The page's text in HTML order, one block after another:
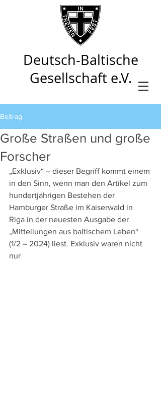
Deutsch-Baltische
Gesellschaft e.V.
Beitrag
Große Straßen und große
Forscher
„Exklusiv“ – dieser Begriff kommt einem
in den Sinn, wenn man den Artikel zum
hundertjährigen Bestehen der
Hamburger Straße im Kaiserwald in
Riga in der neuesten Ausgabe der
„Mitteilungen aus baltischem Leben“
(1/2 – 2024) liest. Exklusiv waren nicht
nur